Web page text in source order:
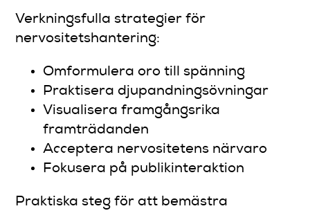
Verkningsfulla strategier för
nervositetshantering:
Omformulera oro till spänning
Praktisera djupandningsövningar
Visualisera framgångsrika
framträdanden
Acceptera nervositetens närvaro
Fokusera på publikinteraktion
Praktiska steg för att bemästra